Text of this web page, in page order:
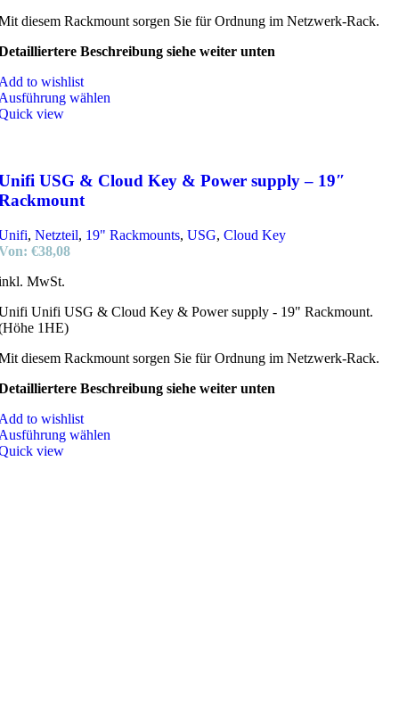
diesem Rackmount sorgen Sie für Ordnung im Netzwerk-Rack.
Beschreibung siehe weiter unten
to wishlist
wählen
view
USG & Cloud Key & Power supply – 19″
, Netzteil, 19" Rackmounts, USG, Cloud Key
€38,08
MwSt.
Unifi USG & Cloud Key & Power supply - 19" Rackmount.
1HE)
diesem Rackmount sorgen Sie für Ordnung im Netzwerk-Rack.
Beschreibung siehe weiter unten
to wishlist
wählen
view